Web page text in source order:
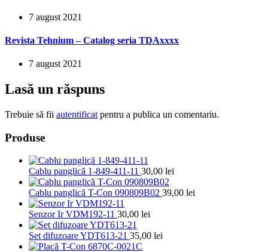
7 august 2021
Revista Tehnium – Catalog seria TDAxxxx
7 august 2021
Lasă un răspuns
Trebuie să fii autentificat pentru a publica un comentariu.
Produse
Cablu panglică 1-849-411-11 30,00 lei
Cablu panglică T-Con 090809B02 39,00 lei
Senzor Ir VDM192-11 30,00 lei
Set difuzoare YDT613-21 35,00 lei